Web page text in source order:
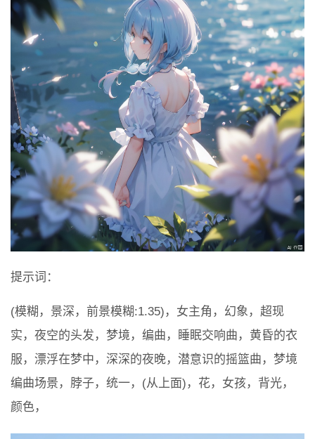
提示词：
(模糊，景深，前景模糊:1.35)，女主角，幻象，超现
实，夜空的头发，梦境，编曲，睡眠交响曲，黄昏的衣
服，漂浮在梦中，深深的夜晚，潜意识的摇篮曲，梦境
编曲场景，脖子，统一，(从上面)，花，女孩，背光，
颜色，